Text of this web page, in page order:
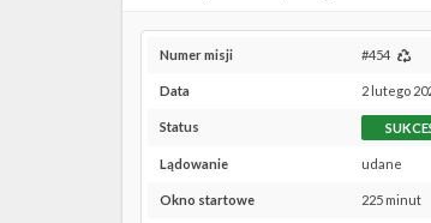
Numer misji #454
Data 2 lutego
Status
Lądowanie udane
Okno startowe 225 minut